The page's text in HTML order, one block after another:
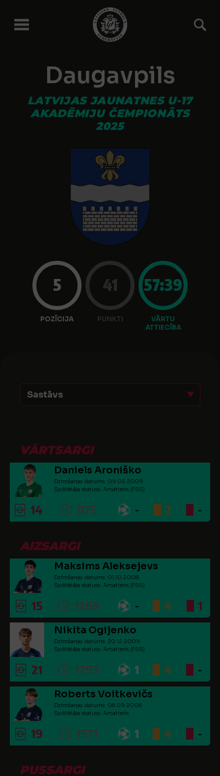
Daugavpils
LATVIJAS JAUNATNES U-17
AKADĒMIJU ČEMPIONĀTS
2025
5
POZĪCIJA
41
PUNKTI
57:39
VĀRTU
ATTIECĪBA
Sastāvs
VĀRTSARGI
Daniels Aroniško
Dzimšanas datums: 09.03.2009.
Spēlētāja statuss: Amatieris (FSS)
14 875 - 2 -
AIZSARGI
Maksims Aleksejevs
Dzimšanas datums: 01.10.2008.
Spēlētāja statuss: Amatieris (FSS)
15 1268 - 4 1
Nikita Ogijenko
Dzimšanas datums: 20.12.2009.
Spēlētāja statuss: Amatieris (FSS)
21 1793 1 4 -
Roberts Voitkevičs
Dzimšanas datums: 08.09.2008.
Spēlētāja statuss: Amatieris
19 1571 1 4 -
PUSSARGI